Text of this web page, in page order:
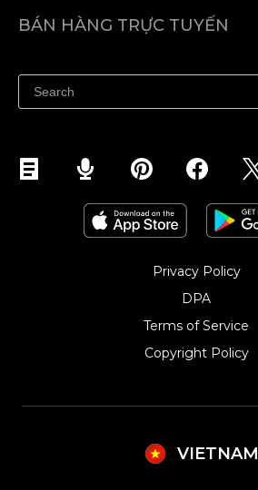
Trung tâm trợ giúp
BÁN HÀNG TRỰC TUYẾN
Quảng bá ở bất cứ đâu
Kiểm soát mọi thứ
Privacy Policy
DPA
Terms of Service
Copyright Policy‎
VIETNAM